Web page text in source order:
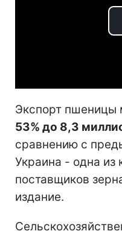
Экспорт пшеницы
53% до 8,3
сравнению с
Украина - одна из
поставщиков
издание.